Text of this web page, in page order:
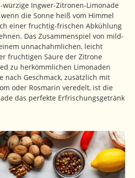
Ingwer-Zitronen-Limonade
die Sonne heiß vom Himmel
einer fruchtig-frischen Abkühlung
Das Zusammenspiel von mild-
unnachahmlichen, leicht
fruchtigen Säure der Zitrone
zu herkömmlichen Limonaden
nach Geschmack, zusätzlich mit
oder Rosmarin veredelt, ist die
das perfekte Erfrischungsgetränk